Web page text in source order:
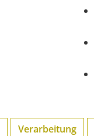
Verarbeitung